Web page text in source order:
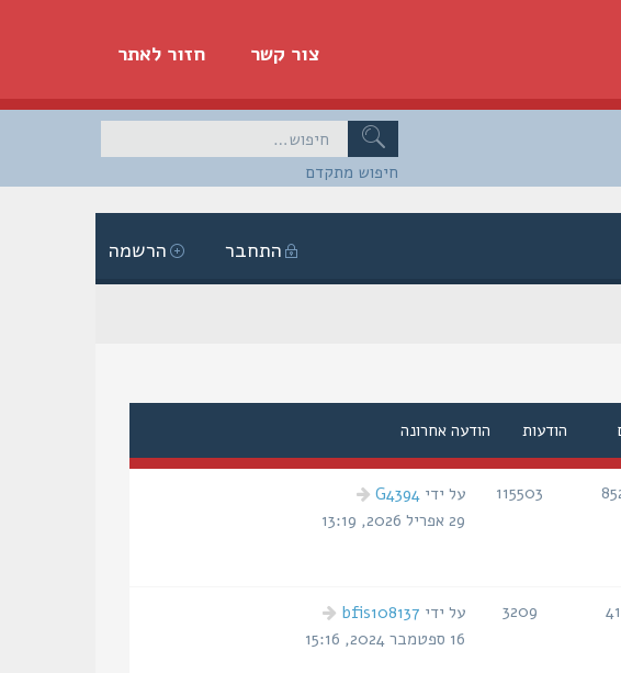
חזור לאתר צור קשר
חיפוש מתקדם
הרשמה התחבר
הודעות הודעה אחרונה
115503
הודעה
אחרונה
על ידיG4394
29 אפריל 2026, 13:19
3209
הודעה
אחרונה
על ידי bfis108137
16 ספטמבר 2024, 15:16